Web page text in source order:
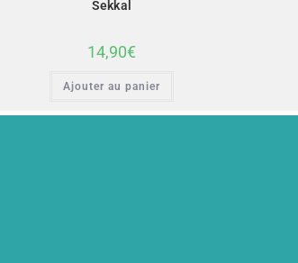
Sekkal
14,90€
Ajouter au panier